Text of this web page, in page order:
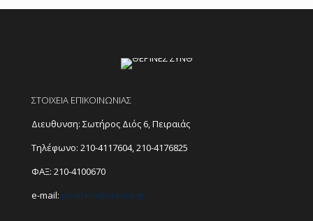
ΣΤΟΙΧΕΙΑ ΕΠΙΚΟΙΝΩΝΙΑΣ
Διευθυνση: Σωτήρος Διός 6, Πειραιάς
Τηλέφωνο: 210-4117604,210-4176825
ΦΑΞ: 210-4100670
e-mail: peathen@otenet.gr